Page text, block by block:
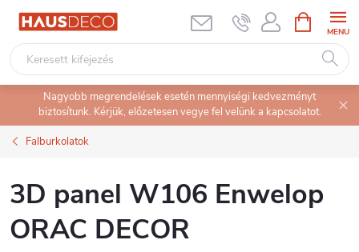
Ugrás
tartalomhoz
KOSÁR
Nagyobb megrendelések esetén mennyiségi kedvezményt
biztosítunk. Kérjük, előzetesen vegye fel velünk a kapcsolatot.
Falburkolatok
3D panel W106 Enwelop
ORAC DECOR